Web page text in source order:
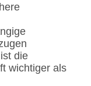
die
wichtiger als